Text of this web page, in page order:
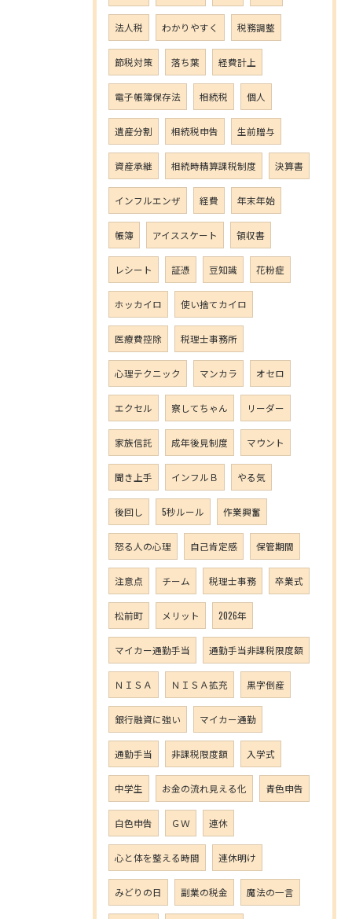
法人税 わかりやすく 税務調整
節税対策 落ち葉 経費計上
電子帳簿保存法 相続税 個人
遺産分割 相続税申告 生前贈与
資産承継 相続時精算課税制度 決算書
インフルエンザ 経費 年末年始
帳簿 アイススケート 領収書
レシート 証憑 豆知識 花粉症
ホッカイロ 使い捨てカイロ
医療費控除 税理士事務所
心理テクニック マンカラ オセロ
エクセル 察してちゃん リーダー
家族信託 成年後見制度 マウント
聞き上手 インフルＢ やる気
後回し 5秒ルール 作業興奮
怒る人の心理 自己肯定感 保管期間
注意点 チーム 税理士事務 卒業式
松前町 メリット 2026年
マイカー通勤手当 通勤手当非課税限度額
ＮＩＳＡ ＮＩＳＡ拡充 黒字倒産
銀行融資に強い マイカー通勤
通勤手当 非課税限度額 入学式
中学生 お金の流れ見える化 青色申告
白色申告 ＧＷ 連休
心と体を整える時間 連休明け
みどりの日 副業の税金 魔法の一言